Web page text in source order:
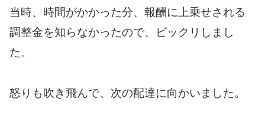
当時、時間がかかった分、報酬に上乗せされる
調整金を知らなかったので、ビックリしまし
た。
怒りも吹き飛んで、次の配達に向かいました。